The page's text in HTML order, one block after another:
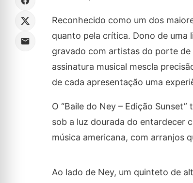
Reconhecido como um dos
quanto pela crítica. Dono de
gravado com artistas do porte de
assinatura musical mescla
de cada apresentação uma
O “Baile do Ney – Edição
sob a luz dourada do entardecer
música americana, com arranjos
Ao lado de Ney, um quinteto de